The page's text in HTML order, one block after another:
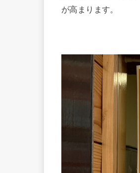
が高まります。